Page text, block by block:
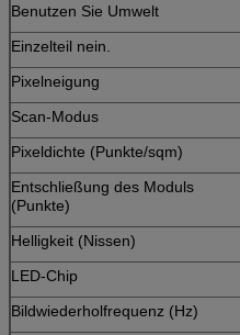
Benutzen Sie Umwelt
Einzelteil nein.
Pixelneigung
Scan-Modus
Pixeldichte (Punkte/sqm)
Entschließung des Moduls
(Punkte)
Helligkeit (Nissen)
LED-Chip
Bildwiederholfrequenz (Hz)